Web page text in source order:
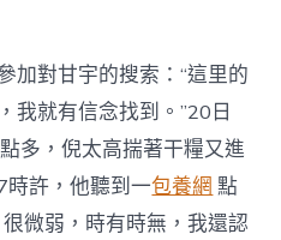
加對甘宇的搜索：“這里的
我就有信念找到。”20日
多，倪太高揣著干糧又進
時許，他聽到一包養網 點
微弱，時有時無，我還認